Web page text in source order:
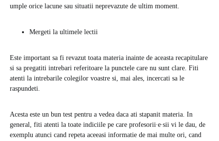
umple orice lacune sau situatii neprevazute de ultim moment.
Mergeti la ultimele lectii
Este important sa fi revazut toata materia inainte de aceasta recapitulare
si sa pregatiti intrebari referitoare la punctele care nu sunt clare. Fiti
atenti la intrebarile colegilor voastre si, mai ales, incercati sa le
raspundeti.
Acesta este un bun test pentru a vedea daca ati stapanit materia. In
general, fiti atenti la toate indiciile pe care profesorii∙e∙sii vi le dau, de
exemplu atunci cand repeta aceeasi informatie de mai multe ori, cand